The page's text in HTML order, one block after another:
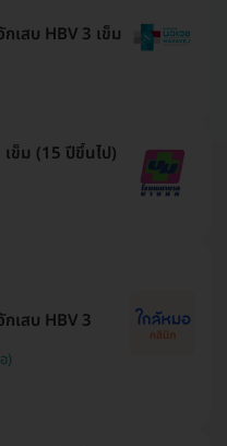
เสบ HBV 3 เข็ม
ข็ม (15 ปีขึ้นไป)
เสบ HBV 3
)